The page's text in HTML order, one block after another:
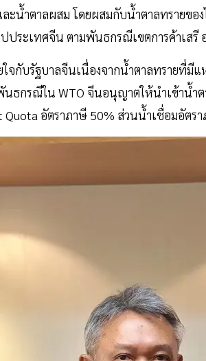
ะนํ้าตาลผสม โดยผสมกับนํ้าตาลทรายขอ
ระเทศจีน ตามพันธกรณีเขตการค้าเสรี
จกับรัฐบาลจีนเนื่องจากนํ้าตาลทรายที่มี
ธกรณีใน WTO จีนอนุญาตให้นำเข้านํ้า
Quota อัตราภาษี 50% ส่วนนํ้าเชื่อมอัตร